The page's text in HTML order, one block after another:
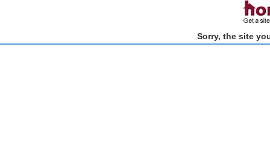
Sorry, the site